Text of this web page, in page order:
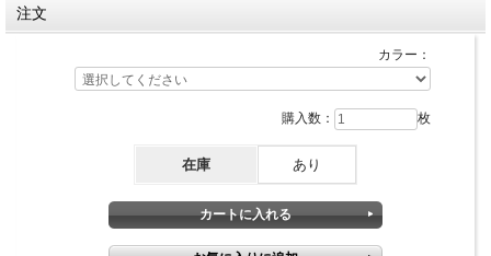
方形の平皿。適度に抑えた光沢の金彩とパールホワイトのような銀彩の２色。８寸
注文
カラー：
購入数： 枚
在庫 あり